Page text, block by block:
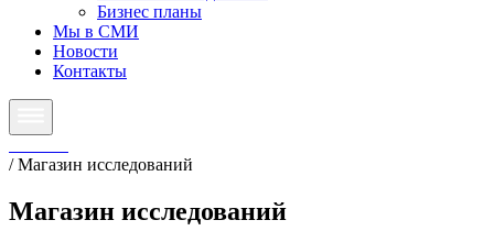
Бизнес планы
Мы в СМИ
Новости
Контакты
/Магазин исследований
Магазин исследований